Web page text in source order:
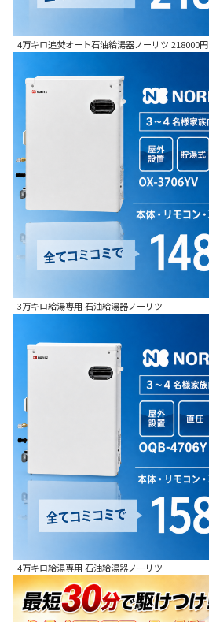
4万キロ追焚オート石油給湯器ノーリツ 218000円
3万キロ給湯専用 石油給湯器ノーリツ
4万キロ給湯専用 石油給湯器ノーリツ